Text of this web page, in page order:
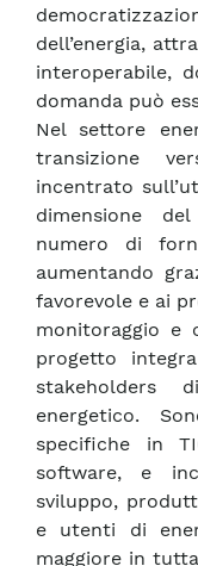
dell’energia,
interoperabile,
domanda può
Nel settore
transizione
incentrato
dimensione
numero di
aumentando
favorevole e ai
monitoraggio e
progetto
stakeholders
energetico.
specifiche in
software, e
sviluppo,
e utenti di
maggiore in